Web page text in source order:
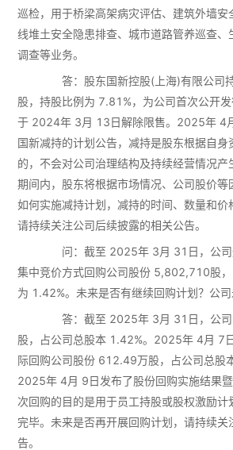
巡检，用于桥梁高架病灾评估、建筑外墙安
线堆土安全隐患排查、城市道路管养巡查、
调查等业务。
答：股东国新控股(上海)有限公司
股，持股比例为 7.81%，为公司首次公开
于 2024年 3月 13日解除限售。2025年 4
国新减持的计划公告，减持是股东根据自身
的，不会对公司治理结构及持续经营情况产
期间内，股东将根据市场情况、公司股价等
如何实施减持计划，减持的时间、数量和价
请持续关注公司后续披露的相关公告。
问：截至 2025年 3月 31日，公司
集中竞价方式回购公司股份 5,802,710股
为 1.42%。未来是否有继续回购计划？公司
答：截至 2025年 3月 31日，公司
股，占公司总股本 1.42%。2025年 4月 7
际回购公司股份 612.49万股，占公司总股
2025年 4月 9日发布了股份回购实施结果
次回购的目的是用于员工持股或股权激励计
完毕。未来是否再开展回购计划，请持续关
告。